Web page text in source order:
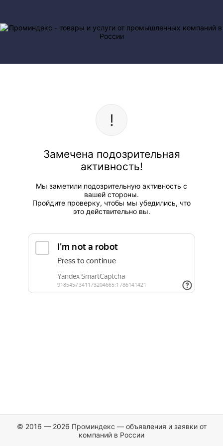
Замечена подозрительная
активность!
Мы заметили подозрительную активность с
вашей стороны.
Пройдите проверку, чтобы мы убедились, что
это действительно вы.
© 2016 — 2026 Проминдекс — объявления и заявки от
компаний в России